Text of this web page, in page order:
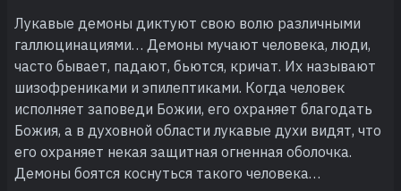
Лукавые демоны диктуют свою волю различными
галлюцинациями… Демоны мучают человека, люди,
часто бывает, падают, бьются, кричат. Их называют
шизофрениками и эпилептиками. Когда человек
исполняет заповеди Божии, его охраняет благодать
Божия, а в духовной области лукавые духи видят, что
его охраняет некая защитная огненная оболочка.
Демоны боятся коснуться такого человека…